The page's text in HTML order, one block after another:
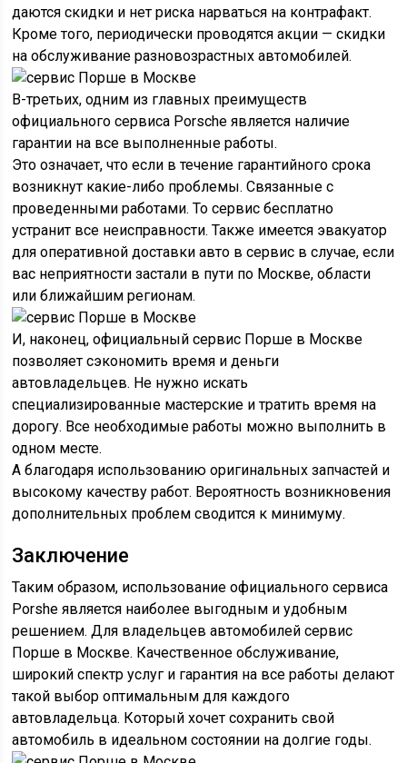
даются скидки и нет риска нарваться на контрафакт.
Кроме того, периодически проводятся акции — скидки
на обслуживание разновозрастных автомобилей.
В-третьих, одним из главных преимуществ
официального сервиса Porsche является наличие
гарантии на все выполненные работы.
Это означает, что если в течение гарантийного срока
возникнут какие-либо проблемы. Связанные с
проведенными работами. То сервис бесплатно
устранит все неисправности. Также имеется эвакуатор
для оперативной доставки авто в сервис в случае, если
вас неприятности застали в пути по Москве, области
или ближайшим регионам.
И, наконец, официальный сервис Порше в Москве
позволяет сэкономить время и деньги
автовладельцев. Не нужно искать
специализированные мастерские и тратить время на
дорогу. Все необходимые работы можно выполнить в
одном месте.
А благодаря использованию оригинальных запчастей и
высокому качеству работ. Вероятность возникновения
дополнительных проблем сводится к минимуму.
Заключение
Таким образом, использование официального сервиса
Porshe является наиболее выгодным и удобным
решением. Для владельцев автомобилей сервис
Порше в Москве. Качественное обслуживание,
широкий спектр услуг и гарантия на все работы делают
такой выбор оптимальным для каждого
автовладельца. Который хочет сохранить свой
автомобиль в идеальном состоянии на долгие годы.